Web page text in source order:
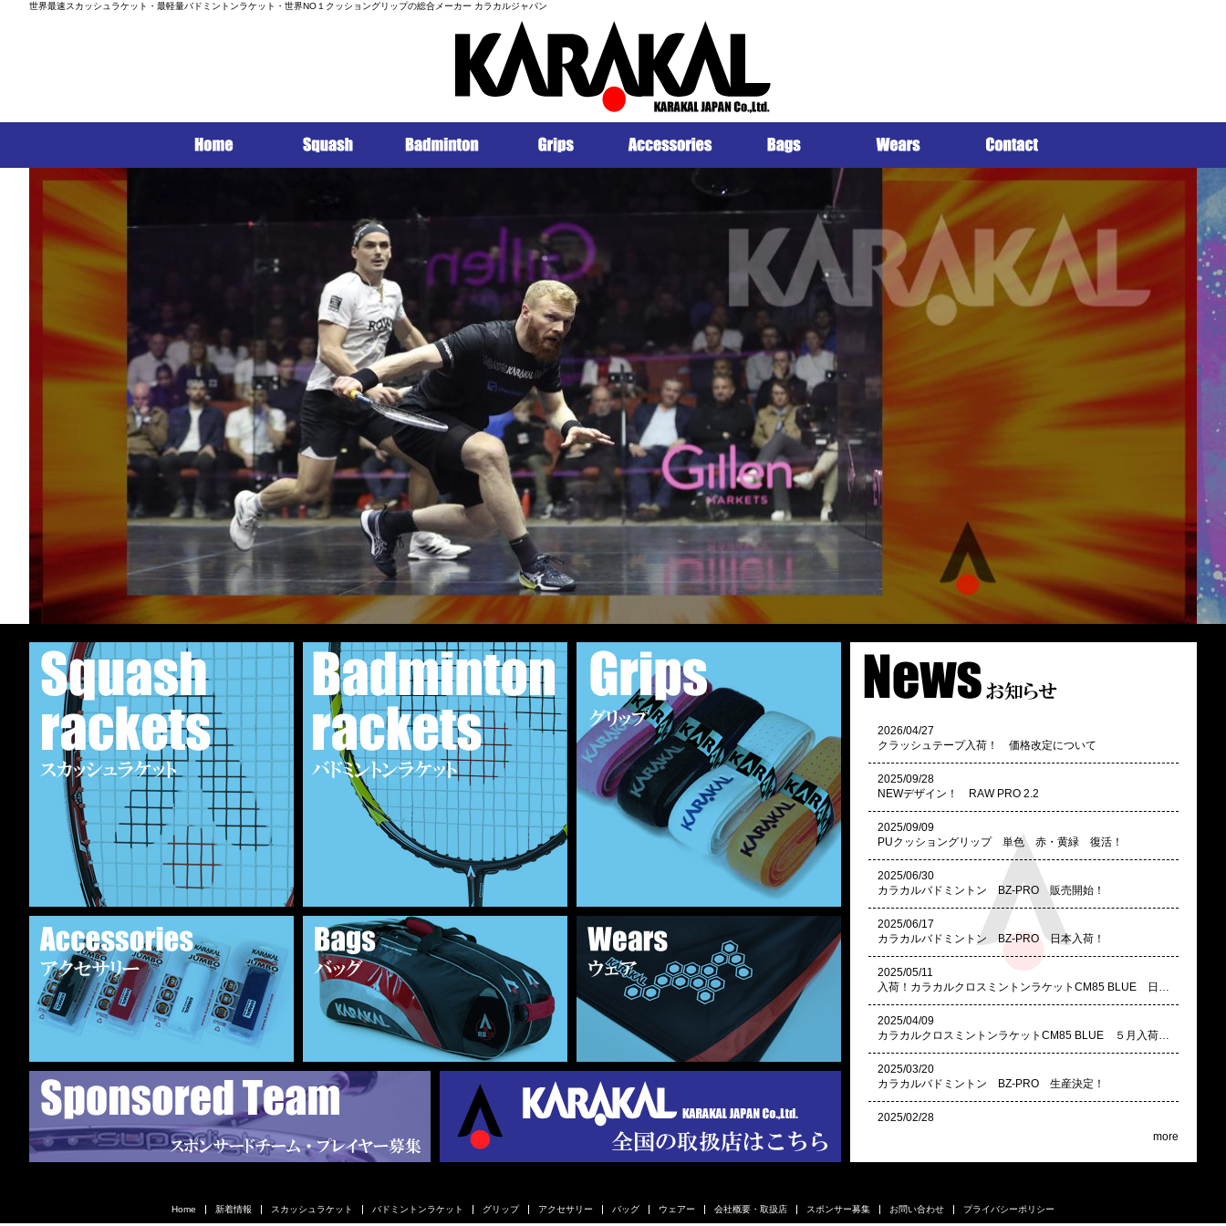
世界最速スカッシュラケット・最軽量バドミントンラケット・世界NO１クッショングリップの総合メーカー カラカルジャパン
2026/04/27
クラッシュテープ入荷！ 価格改定について
2025/09/28
NEWデザイン！ RAW PRO 2.2
2025/09/09
PUクッショングリップ 単色 赤・黄緑 復活！
2025/06/30
カラカルバドミントン BZ-PRO 販売開始！
2025/06/17
カラカルバドミントン BZ-PRO 日本入荷！
2025/05/11
入荷！カラカルクロスミントンラケットCM85 BLUE 日本入荷しました！
2025/04/09
カラカルクロスミントンラケットCM85 BLUE ５月入荷予定
2025/03/20
カラカルバドミントン BZ-PRO 生産決定！
2025/02/28
カラカルクロスミントンラケットCM85 BLUE 生産決定！
2025/01/07
more
Home 新着情報 スカッシュラケット バドミントンラケット グリップ アクセサリー バッグ ウェアー 会社概要・取扱店 スポンサー募集 お問い合わせ プライバシーポリシー